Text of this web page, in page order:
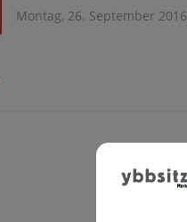
Montag, 26. September 2016